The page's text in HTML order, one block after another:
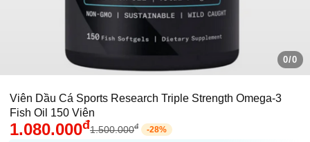
0/0
Viên Dầu Cá Sports Research Triple Strength Omega-3
Fish Oil 150 Viên
1.080.000đ1.500.000đ -28%